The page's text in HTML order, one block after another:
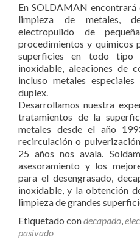
En SOLDAMAN
limpieza de metales,
electropulido de
procedimientos y químicos
superficies en todo tipo
inoxidable, aleaciones de
incluso metales
duplex.
Desarrollamos nuestra
tratamientos de la
metales desde el año
recirculación o
25 años nos avala.
asesoramiento y los
para el desengrasado,
inoxidable, y la obtención
limpieza de grandes
Etiquetado condecapado,
pasivado